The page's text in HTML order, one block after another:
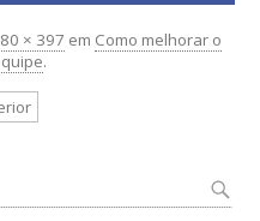
× 397 em Como melhorar o
.